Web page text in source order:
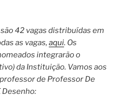
42 vagas distribuídas em
as vagas, aqui. Os
integrarão o
da Instituição. Vamos aos
de Professor De
Desenho: